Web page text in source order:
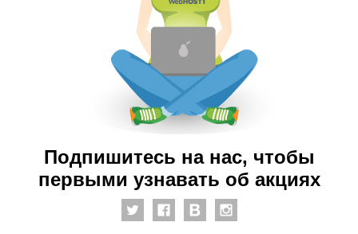
Подпишитесь на нас, чтобы
первыми узнавать об акциях